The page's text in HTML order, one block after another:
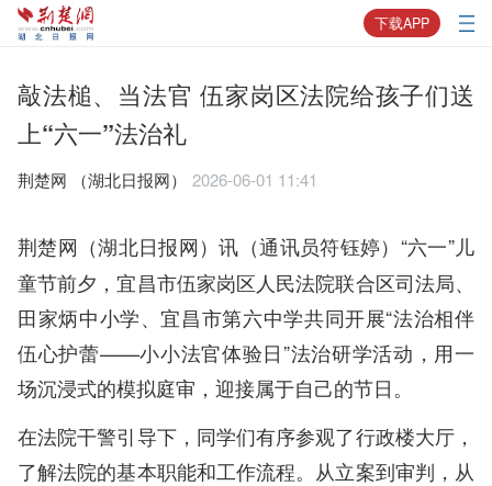
下载APP
敲法槌、当法官 伍家岗区法院给孩子们送
上“六一”法治礼
荆楚网 ​（湖北日报网） 2026-06-01 11:41
荆楚网（湖北日报网）讯（通讯员符钰婷） “六一”儿
童节前夕，宜昌市伍家岗区人民法院联合区司法局、
田家炳中小学、宜昌市第六中学共同开展“法治相伴
伍心护蕾——小小法官体验日”法治研学活动，用一
场沉浸式的模拟庭审，迎接属于自己的节日。
在法院干警引导下，同学们有序参观了行政楼大厅，
了解法院的基本职能和工作流程。从立案到审判，从